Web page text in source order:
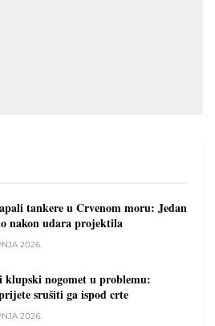
tankere u Crvenom moru: Jedan
nakon udara projektila
2026.
klupski nogomet u problemu:
srušiti ga ispod crte
2026.